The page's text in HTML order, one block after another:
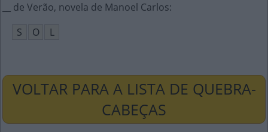
__ de Verão, novela de Manoel Carlos:
S
O L
VOLTAR PARA A LISTA DE QUEBRA-
CABEÇAS